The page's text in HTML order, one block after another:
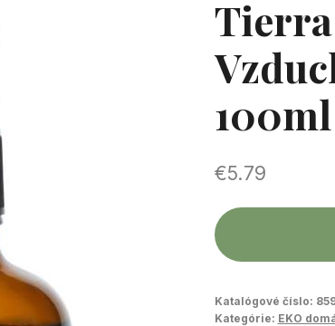
Tierra
100ml
€5.79
Katalógové číslo:
Kategórie: EKO